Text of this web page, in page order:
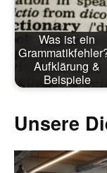
Was ist ein
Aufklärung &
Beispiele
Unsere